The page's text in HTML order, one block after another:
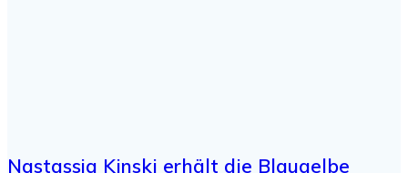
Nastassja Kinski erhält die Blaugelbe